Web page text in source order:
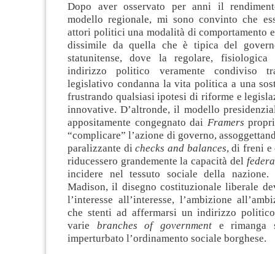
Dopo aver osservato per anni il
modello regionale, mi sono convinto che
attori politici una modalità di comportamento
dissimile da quella che è tipica del
statunitense, dove la regolare, fisiologica
indirizzo politico veramente condiviso
legislativo condanna la vita politica a una
frustrando qualsiasi ipotesi di riforme e
innovative. D’altronde, il modello
appositamente congegnato dai Framers
“complicare” l’azione di governo,
paralizzante dichecks and balances, di freni e
riducessero grandemente la capacità del
incidere nel tessuto sociale della nazione.
Madison, il disegno costituzionale liberale
l’interesse all’interesse, l’ambizione
che stenti ad affermarsi un indirizzo
varie branches of government e rimanga
imperturbato l’ordinamento sociale borghese.